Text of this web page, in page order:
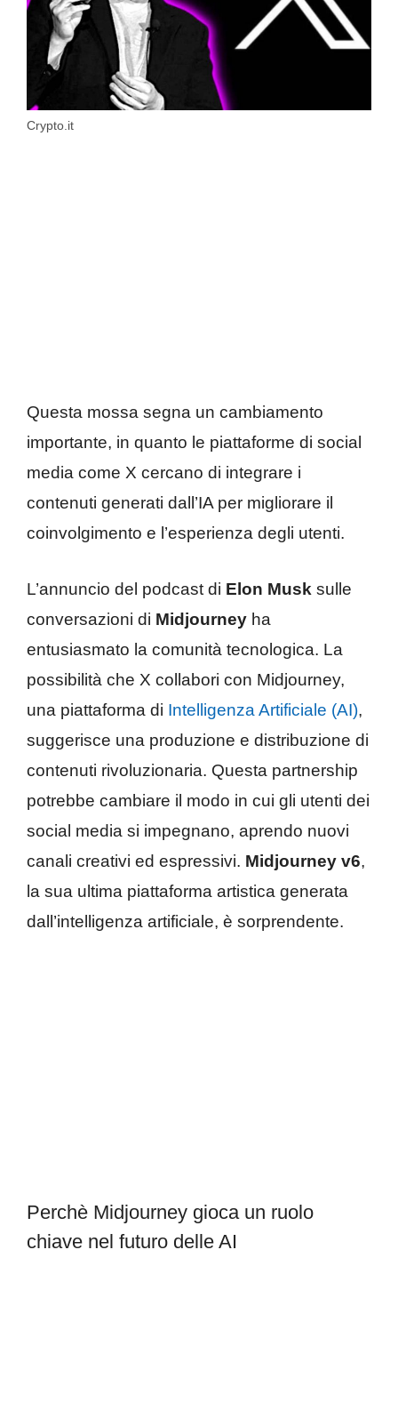
Crypto.it
Questa mossa segna un cambiamento
importante, in quanto le piattaforme di social
media come X cercano di integrare i
contenuti generati dall’IA per migliorare il
coinvolgimento e l’esperienza degli utenti.
L’annuncio del podcast di Elon Musk sulle
conversazioni di Midjourney ha
entusiasmato la comunità tecnologica. La
possibilità che X collabori con Midjourney,
una piattaforma di Intelligenza Artificiale (AI),
suggerisce una produzione e distribuzione di
contenuti rivoluzionaria. Questa partnership
potrebbe cambiare il modo in cui gli utenti dei
social media si impegnano, aprendo nuovi
canali creativi ed espressivi. Midjourney v6,
la sua ultima piattaforma artistica generata
dall’intelligenza artificiale, è sorprendente.
Perchè Midjourney gioca un ruolo
chiave nel futuro delle AI